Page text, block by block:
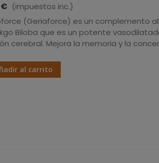
(impuestos inc.)
(Geriaforce) es un complemento
Biloba que es un potente
cerebral. Mejora la memoria y la
al carrito